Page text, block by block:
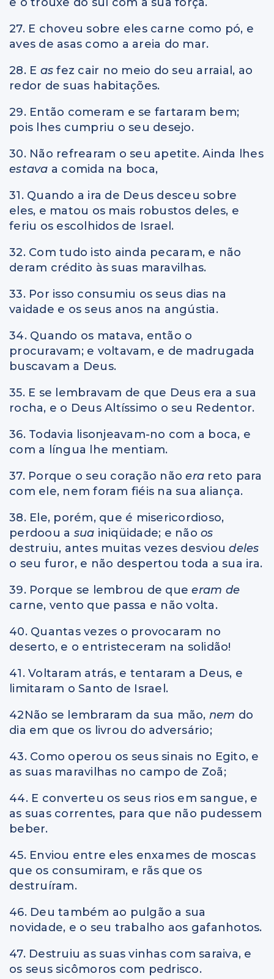
27. E choveu sobre eles carne como pó, e
aves de asas como a areia do mar.
28. E asfez cair no meio do seu arraial, ao
redor de suas habitações.
29. Então comeram e se fartaram bem;
pois lhes cumpriu o seu desejo.
30. Não refrearam o seu apetite. Ainda lhes
estava a comida na boca,
31. Quando a ira de Deus desceu sobre
eles, e matou os mais robustos deles, e
feriu os escolhidos de Israel.
32. Com tudo isto ainda pecaram, e não
deram crédito às suas maravilhas.
33. Por isso consumiu os seus dias na
vaidade e os seus anos na angústia.
34. Quando os matava, então o
procuravam; e voltavam, e de madrugada
buscavam a Deus.
35. E se lembravam de que Deus era a sua
rocha, e o Deus Altíssimo o seu Redentor.
36. Todavia lisonjeavam-no com a boca, e
com a língua lhe mentiam.
37. Porque o seu coração nãoera reto para
com ele, nem foram fiéis na sua aliança.
38. Ele, porém, que é misericordioso,
perdoou a sua iniqüidade; e não os
destruiu, antes muitas vezes desvioudeles
o seu furor, e não despertou toda a sua ira.
39. Porque se lembrou de queeram de
carne, vento que passa e não volta.
40. Quantas vezes o provocaram no
deserto, e o entristeceram na solidão!
41. Voltaram atrás, e tentaram a Deus, e
limitaram o Santo de Israel.
42Não se lembraram da sua mão, nem do
dia em que os livrou do adversário;
43. Como operou os seus sinais no Egito, e
as suas maravilhas no campo de Zoã;
44. E converteu os seus rios em sangue, e
as suas correntes, para que não pudessem
beber.
45. Enviou entre eles enxames de moscas
que os consumiram, e rãs que os
destruíram.
46. Deu também ao pulgão a sua
novidade, e o seu trabalho aos gafanhotos.
47. Destruiu as suas vinhas com saraiva, e
os seus sicômoros com pedrisco.